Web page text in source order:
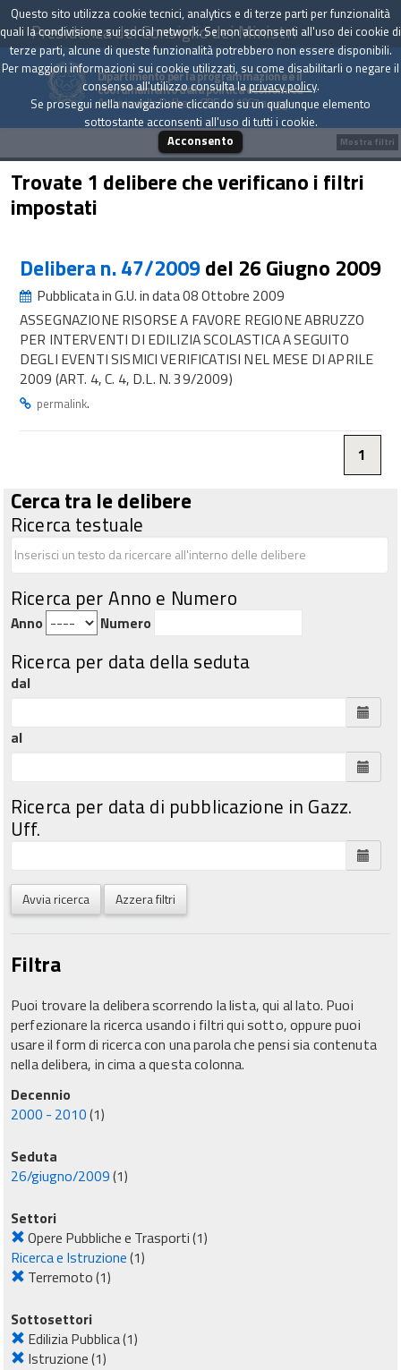
Presidenza del Consiglio dei Ministri
Dipartimento per la programmazione e il
coordinamento della politica economica
Archivio delle Delibere CIPE dal 1967 a oggi
Trovate 1 delibere che verificano i filtri
impostati
Delibera n. 47/2009del 26 Giugno 2009
Pubblicata in G.U. in data 08 Ottobre 2009
ASSEGNAZIONE RISORSE A FAVORE REGIONE ABRUZZO
PER INTERVENTI DI EDILIZIA SCOLASTICA A SEGUITO
DEGLI EVENTI SISMICI VERIFICATISI NEL MESE DI APRILE
2009 (ART. 4, C. 4, D.L. N. 39/2009)
permalink.
1
Cerca tra le delibere
Ricerca testuale
Ricerca per Anno e Numero
Anno Numero
Ricerca per data della seduta
dal
al
Ricerca per data di pubblicazione in Gazz.
Uff.
Avvia ricerca Azzera filtri
Filtra
Puoi trovare la delibera scorrendo la lista, qui al lato. Puoi
perfezionare la ricerca usando i filtri qui sotto, oppure puoi
usare il form di ricerca con una parola che pensi sia contenuta
nella delibera, in cima a questa colonna.
Decennio
2000 - 2010(1)
Seduta
26/giugno/2009(1)
Settori
Opere Pubbliche e Trasporti(1)
Ricerca e Istruzione(1)
Terremoto(1)
Sottosettori
Edilizia Pubblica(1)
Istruzione(1)
Mostra filtri
Questo sito utilizza cookie tecnici, analytics e di terze parti per funzionalità
quali la condivisione sui social network. Se non acconsenti all'uso dei cookie di
terze parti, alcune di queste funzionalità potrebbero non essere disponibili.
Per maggiori informazioni sui cookie utilizzati, su come disabilitarli o negare il
consenso all'utilizzo consulta laprivacy policy.
Se prosegui nella navigazione cliccando su un qualunque elemento
sottostante acconsenti all'uso di tutti i cookie.
Acconsento